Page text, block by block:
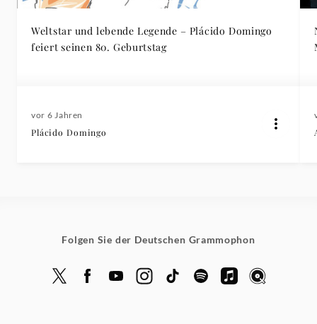
Weltstar und lebende Legende – Plácido Domingo
feiert seinen 80. Geburtstag
vor 6 Jahren
Plácido Domingo
Folgen Sie der Deutschen Grammophon